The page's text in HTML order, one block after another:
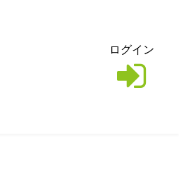
ログイン